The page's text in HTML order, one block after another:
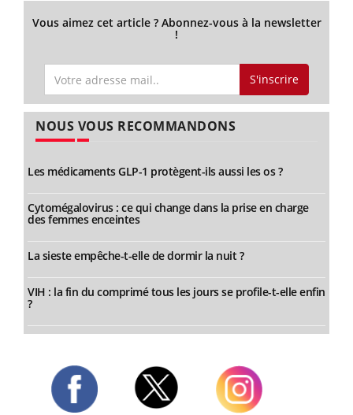
Vous aimez cet article ? Abonnez-vous à la newsletter
!
S'inscrire
NOUS VOUS RECOMMANDONS
Les médicaments GLP-1 protègent-ils aussi les os ?
Cytomégalovirus : ce qui change dans la prise en charge
des femmes enceintes
La sieste empêche-t-elle de dormir la nuit ?
VIH : la fin du comprimé tous les jours se profile-t-elle enfin
?